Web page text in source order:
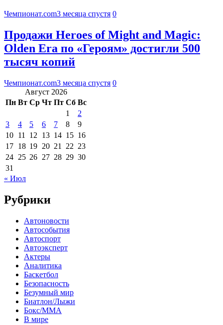
Чемпионат.com3 месяца спустя 0
Продажи Heroes of Might and Magic:
Olden Era по «Героям» достигли 500
тысяч копий
Чемпионат.com3 месяца спустя 0
Август 2026
Пн Вт Ср Чт Пт Сб Вс
1
2
3
4 5 6 7 8
9
10 11 12 13 14 15 16
17 18 19 20 21 22 23
24 25 26 27 28 29 30
31
« Июл
Рубрики
Автоновости
Автособытия
Автоспорт
Автоэксперт
Актеры
Аналитика
Баскетбол
Безопасность
Безумный мир
Биатлон/Лыжи
Бокс/MMA
В мире